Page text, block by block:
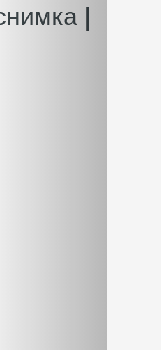
|